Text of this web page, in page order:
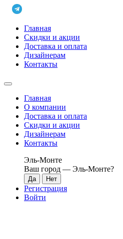
Главная
Скидки и акции
Доставка и оплата
Дизайнерам
Контакты
Главная
О компании
Доставка и оплата
Скидки и акции
Дизайнерам
Контакты
Эль-Монте
Ваш город — Эль-Монте?
Регистрация
Войти